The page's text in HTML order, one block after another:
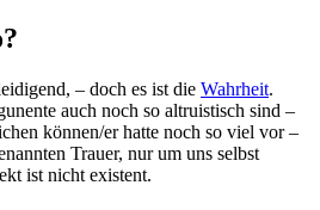
– doch es ist die Wahrheit.
auch noch so altruistisch sind –
können/er hatte noch so viel vor –
Trauer, nur um uns selbst
ist nicht existent.